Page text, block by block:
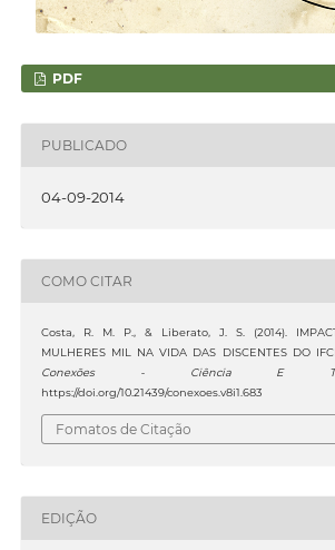
PDF
PUBLICADO
04-09-2014
COMO CITAR
Costa, R. M. P., & Liberato, J. S. (2014).
MULHERES MIL NA VIDA DAS DISCENTES DO
Conexões - Ciência E
https://doi.org/10.21439/conexoes.v8i1.683
Fomatos de Citação
EDIÇÃO